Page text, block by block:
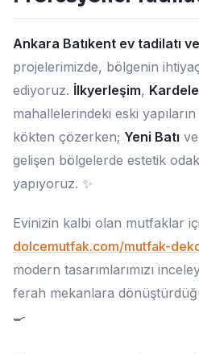
Ankara Batıkent ev tadilatı
projelerimizde, bölgenin
ediyoruz. İlkyerleşim,
mahallelerindeki eski
kökten çözerken; Yeni Batı ve
gelişen bölgelerde estetik
yapıyoruz. ✨
Evinizin kalbi olan mutfaklar
dolcemutfak.com/mutfak-
modern tasarımlarımızı
ferah mekanlara
🍳